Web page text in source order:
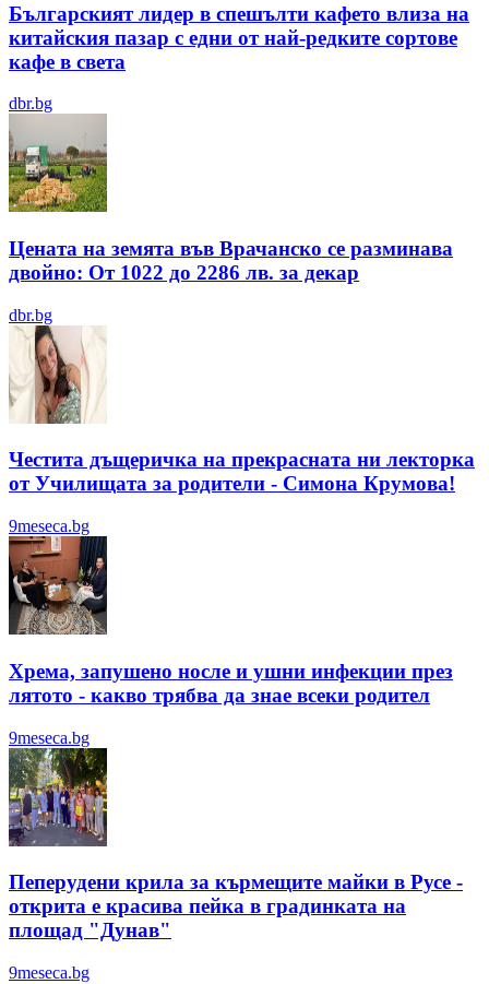
Българският лидер в спешълти кафето влиза на
китайския пазар с едни от най-редките сортове
кафе в света
dbr.bg
Цената на земята във Врачанско се разминава
двойно: От 1022 до 2286 лв. за декар
dbr.bg
Честита дъщеричка на прекрасната ни лекторка
от Училищата за родители - Симона Крумова!
9meseca.bg
Хрема, запушено носле и ушни инфекции през
лятотo - какво трябва да знае всеки родител
9meseca.bg
Пеперудени крила за кърмещите майки в Русе -
открита е красива пейка в градинката на
площад "Дунав"
9meseca.bg